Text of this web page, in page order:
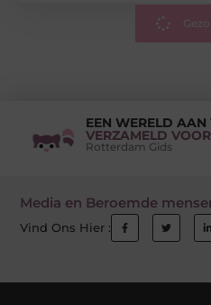
EEN WERELD AAN
VERZAMELD
Rotterdam Gids
Media en Beroemde
Vind Ons Hier :